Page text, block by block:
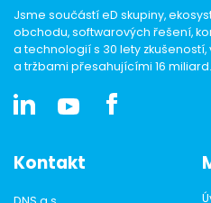
Jsme součástí eD skupiny,
obchodu, softwarových řešení,
a technologií s 30 lety
a tržbami přesahujícími 16 miliard.
Kontakt